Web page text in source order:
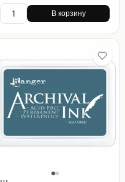
В корзину